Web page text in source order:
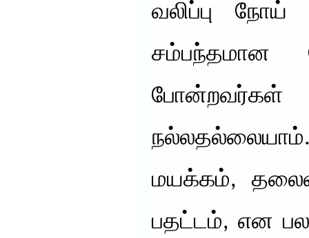
வலிப்பு நோய்
சம்பந்தமான
மயக்கம்,
பதட்டம், என பல